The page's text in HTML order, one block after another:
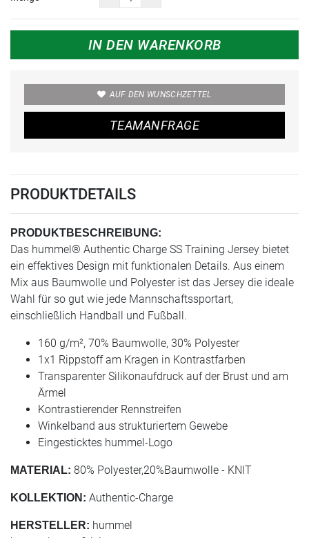
IN DEN WARENKORB
AUF DEN WUNSCHZETTEL
TEAMANFRAGE
PRODUKTDETAILS
PRODUKTBESCHREIBUNG:
Das hummel® Authentic Charge SS Training Jersey bietet
ein effektives Design mit funktionalen Details. Aus einem
Mix aus Baumwolle und Polyester ist das Jersey die ideale
Wahl für so gut wie jede Mannschaftssportart,
einschließlich Handball und Fußball.
160 g/m², 70% Baumwolle, 30% Polyester
1x1 Rippstoff am Kragen in Kontrastfarben
Transparenter Silikonaufdruck auf der Brust und am
Ärmel
Kontrastierender Rennstreifen
Winkelband aus strukturiertem Gewebe
Eingesticktes hummel-Logo
MATERIAL: 80% Polyester,20%Baumwolle - KNIT
KOLLEKTION: Authentic-Charge
HERSTELLER: hummel